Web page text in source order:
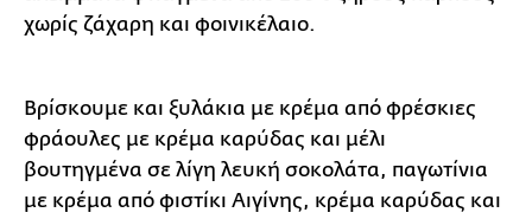
χωρίς ζάχαρη και φοινικέλαιο.
Βρίσκουμε και ξυλάκια με κρέμα από φρέσκιες
φράουλες με κρέμα καρύδας και μέλι
βουτηγμένα σε λίγη λευκή σοκολάτα, παγωτίνια
με κρέμα από φιστίκι Αιγίνης, κρέμα καρύδας και